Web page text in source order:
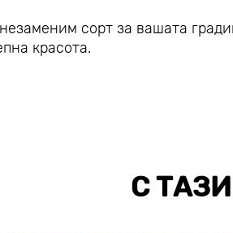
сорт за вашата
красота.
С